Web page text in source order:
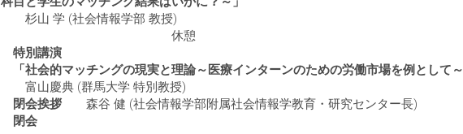
杉山 学 (社会情報学部 教授)
休憩
特別講演
「社会的マッチングの現実と理論～医療インターンのための労働市場を例として
富山慶典 (群馬大学 特別教授)
閉会挨拶 森谷 健 (社会情報学部附属社会情報学教育・研究センター長)
閉会